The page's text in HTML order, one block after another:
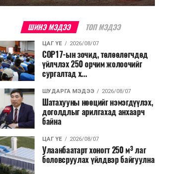
ШИНЭ МЭДЭЭ ТОП МЭДЭЭ
ЦАГ ҮЕ 2026/08/07
COP17-ын зочид, төлөөлөгчдөд
үйлчлэх 250 орчим жолоочийг
сургалтад х...
ШУДАРГА МЭДЭЭ 2026/08/07
Шатахууны нөөцийг нэмэгдүүлэх,
доголдлыг арилгахад анхаарч
байна
ЦАГ ҮЕ 2026/08/07
Улаанбаатарт хоногт 250 м³ лаг
боловсруулах үйлдвэр байгуулна